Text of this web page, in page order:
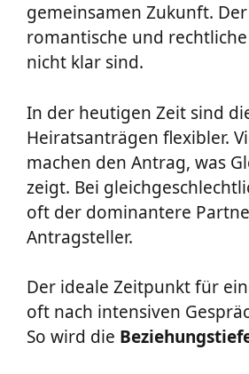
gemeinsamen Zukunft.
romantische und
nicht klar sind.
In der heutigen Zeit sind
Heiratsanträgen flexibler.
machen den Antrag, was
zeigt. Bei
oft der dominantere
Antragsteller.
Der ideale Zeitpunkt für
oft nach intensiven
So wird die